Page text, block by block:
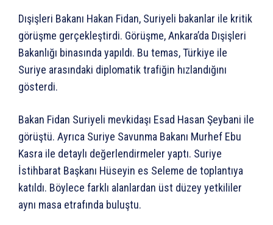
Dışişleri Bakanı Hakan Fidan, Suriyeli bakanlar ile kritik
görüşme gerçekleştirdi. Görüşme, Ankara’da Dışişleri
Bakanlığı binasında yapıldı. Bu temas, Türkiye ile
Suriye arasındaki diplomatik trafiğin hızlandığını
gösterdi.
Bakan Fidan Suriyeli mevkidaşı Esad Hasan Şeybani ile
görüştü. Ayrıca Suriye Savunma Bakanı Murhef Ebu
Kasra ile detaylı değerlendirmeler yaptı. Suriye
İstihbarat Başkanı Hüseyin es Seleme de toplantıya
katıldı. Böylece farklı alanlardan üst düzey yetkililer
aynı masa etrafında buluştu.